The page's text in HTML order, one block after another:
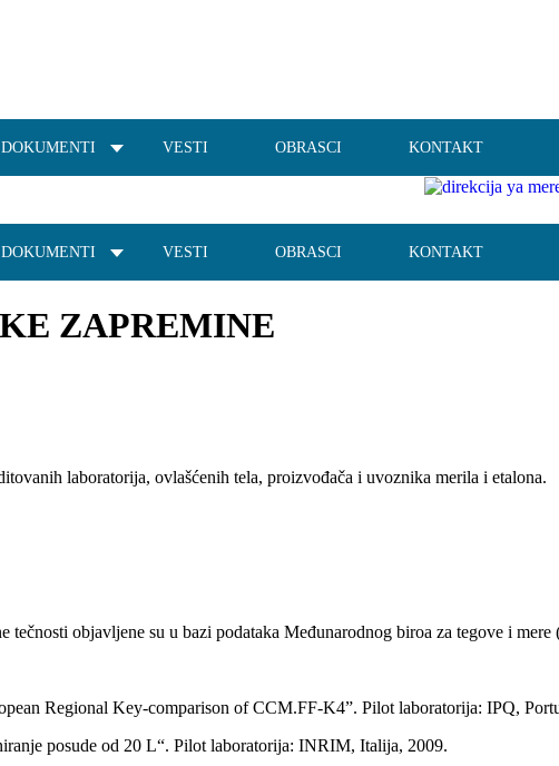
DOKUMENTI VESTI OBRASCI KONTAKT
DOKUMENTI VESTI OBRASCI KONTAKT
ZAPREMINE
laboratorija, ovlašćenih tela, proizvođača i uvoznika merila i etalona.
tečnosti objavljene su u bazi podataka Međunarodnog biroa za tegove i
Regional Key-comparison of CCM.FF-K4”. Pilot laboratorija: IPQ,
posude od 20 L“. Pilot laboratorija: INRIM, Italija, 2009.